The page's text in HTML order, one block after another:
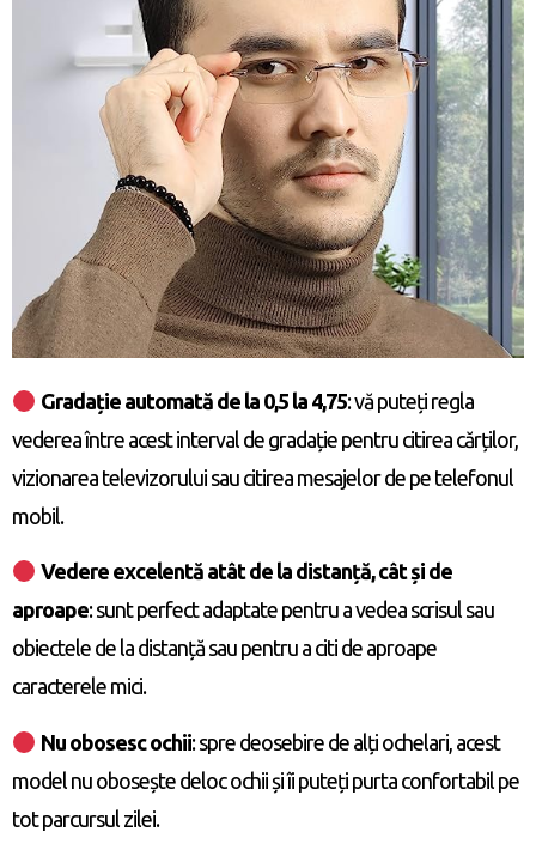
Gradație automată de la 0,5 la 4,75: vă puteți regla
vederea între acest interval de gradație pentru citirea cărților,
vizionarea televizorului sau citirea mesajelor de pe telefonul
mobil.
Vedere excelentă atât de la distanță, cât și de
aproape: sunt perfect adaptate pentru a vedea scrisul sau
obiectele de la distanță sau pentru a citi de aproape
caracterele mici.
Nu obosesc ochii: spre deosebire de alți ochelari, acest
model nu obosește deloc ochii și îi puteți purta confortabil pe
tot parcursul zilei.